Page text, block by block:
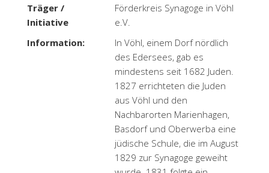
Träger /
Initiative
Förderkreis Synagoge in Vöhl
e.V.
Information:
In Vöhl, einem Dorf nördlich
des Edersees, gab es
mindestens seit 1682 Juden.
1827 errichteten die Juden
aus Vöhl und den
Nachbarorten Marienhagen,
Basdorf und Oberwerba eine
jüdische Schule, die im August
1829 zur Synagoge geweiht